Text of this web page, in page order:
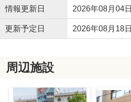
情報更新日 2026年08月04日
更新予定日 2026年08月18日
周辺施設